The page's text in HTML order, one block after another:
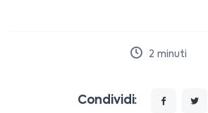
2 minuti
Condividi: